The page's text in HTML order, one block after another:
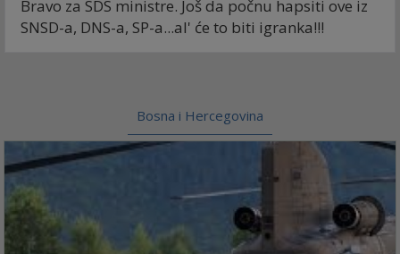
Bravo za SDS ministre. Još da počnu hapsiti ove iz
SNSD-a, DNS-a, SP-a...al' će to biti igranka!!!
Bosna i Hercegovina